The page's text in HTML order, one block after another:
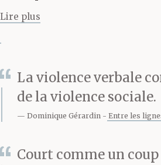
avec deux
pure tenaille, et
se mettent à
C’était très
Tous ceux qui
savent ce que
Lire plus
La violence verbale
de la violence sociale.
Dominique Gérardin Entre les
Court comme un